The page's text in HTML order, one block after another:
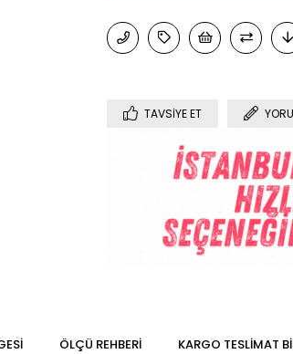
TAVSIYE ET
ÖLÇÜ REHBERI KARGO TESLIMAT